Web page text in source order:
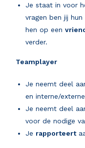
Je staat in voor
vragen ben jij hun
hen op een
verder.
Teamplayer
Je neemt deel
en interne/
Je neemt deel
voor de nodige
Je rapporteert